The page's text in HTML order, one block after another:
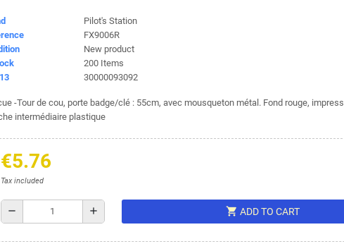
Pilot's Station
FX9006R
New product
200 Items
30000093092
-Tour de cou, porte badge/clé : 55cm, avec mousqueton métal. Fond rouge,
intermédiaire plastique
€5.76
Tax included
remove add shopping_cart ADD TO CART